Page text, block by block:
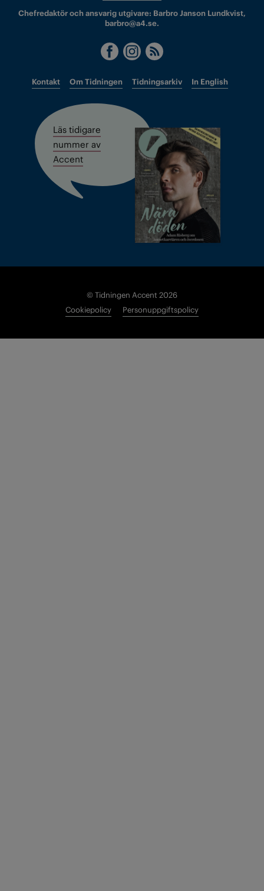
Chefredaktör och ansvarig utgivare: Barbro Janson Lundkvist,
barbro@a4.se.
Kontakt Om Tidningen Tidningsarkiv In English
Läs tidigare
nummer av
Accent
© Tidningen Accent 2026
Cookiepolicy
Personuppgiftspolicy